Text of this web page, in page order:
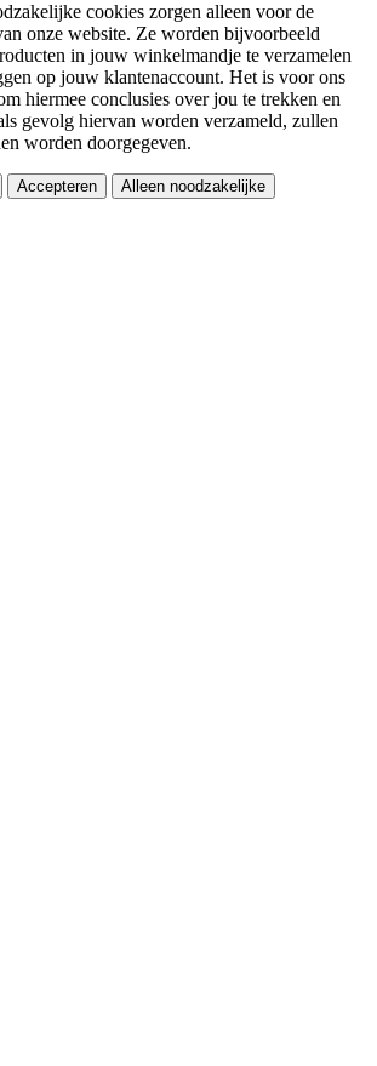
cookies zorgen alleen voor de
onze website. Ze worden bijvoorbeeld
in jouw winkelmandje te verzamelen
op jouw klantenaccount. Het is voor ons
hiermee conclusies over jou te trekken en
gevolg hiervan worden verzameld, zullen
worden doorgegeven.
Accepteren Alleen noodzakelijke